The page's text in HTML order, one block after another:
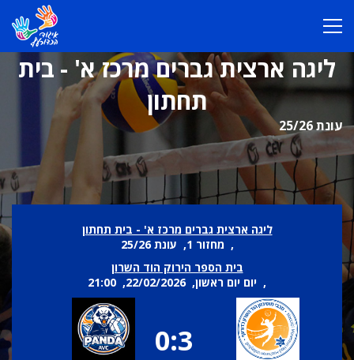
ליגה ארצית גברים מרכז א' - בית
תחתון
עונת 25/26
ליגה ארצית גברים מרכז א' - בית תחתון
, מחזור 1, עונת 25/26
בית הספר הירוק הוד השרון
, יום יום ראשון, 22/02/2026, 21:00
0:3